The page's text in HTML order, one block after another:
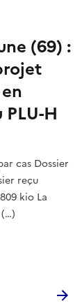
(69) :
H
cas Dossier
reçu
kio La